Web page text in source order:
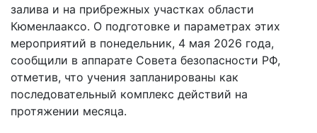
залива и на прибрежных участках области
Кюменлааксо. О подготовке и параметрах этих
мероприятий в понедельник, 4 мая 2026 года,
сообщили в аппарате Совета безопасности РФ,
отметив, что учения запланированы как
последовательный комплекс действий на
протяжении месяца.